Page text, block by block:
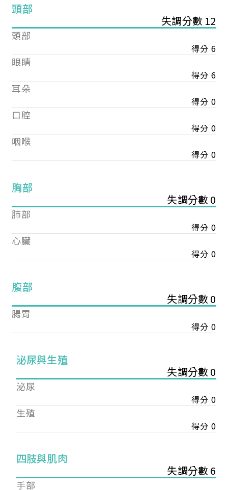
頭部
失調分數 12
頭部
得分 6
眼睛
得分 6
耳朵
得分 0
口腔
得分 0
咽喉
得分 0
胸部
失調分數 0
肺部
得分 0
心臟
得分 0
腹部
失調分數 0
腸胃
得分 0
泌尿與生殖
失調分數 0
泌尿
得分 0
生殖
得分 0
四肢與肌肉
失調分數 6
手部
您已成功送出會員申請
您好，您的會員申請，已成功送出，經本協會理事